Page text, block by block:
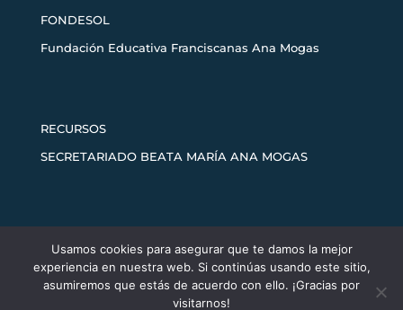
FONDESOL
Fundación Educativa Franciscanas Ana Mogas
RECURSOS
SECRETARIADO BEATA MARÍA ANA MOGAS
Aviso legal
Política de privacidad
Política de cookies
Usamos cookies para asegurar que te damos la mejor
experiencia en nuestra web. Si continúas usando este sitio,
asumiremos que estás de acuerdo con ello. ¡Gracias por
visitarnos!